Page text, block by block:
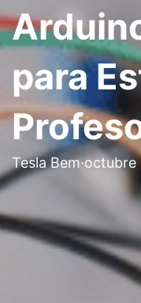
para
Tesla Bem·octubre